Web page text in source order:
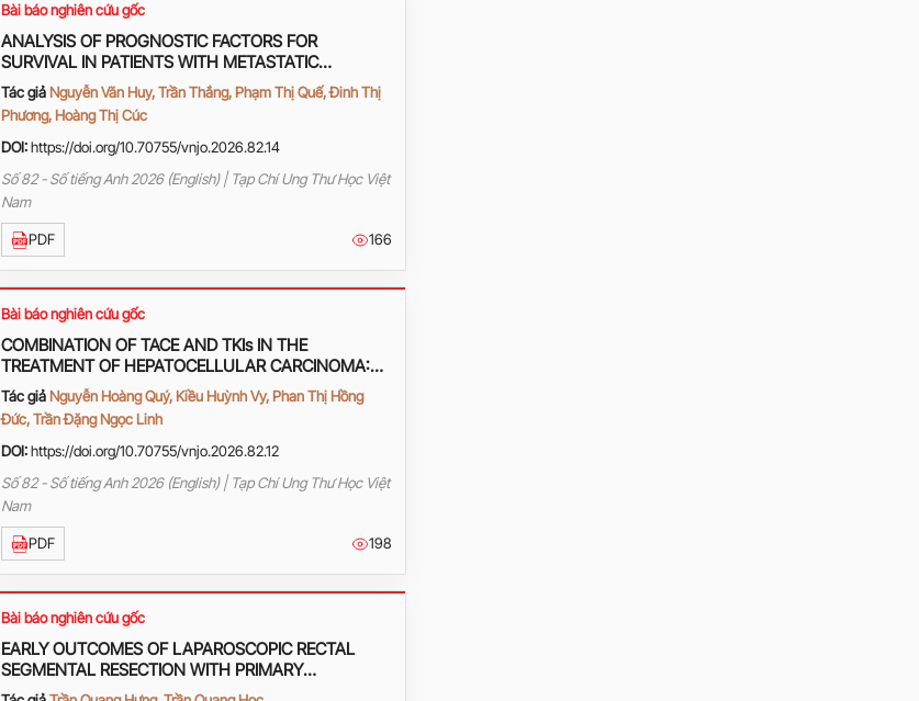
Bài báo nghiên cứu gốc
ANALYSIS OF PROGNOSTIC FACTORS FOR
SURVIVAL IN PATIENTS WITH METASTATIC
PANCREATIC CANCER RECEIVING FIRST-LINE
mFOLFIRINOX AT K HOSPITAL
Tác giả Nguyễn Văn Huy, Trần Thắng, Phạm Thị Quế, Đinh Thị
Phương, Hoàng Thị Cúc
DOI:https://doi.org/10.70755/vnjo.2026.82.14
Số 82 - Số tiếng Anh 2026 (English) | Tạp Chí Ung Thư Học Việt
Nam
PDF 166
Bài báo nghiên cứu gốc
COMBINATION OF TACE AND TKIs IN THE
TREATMENT OF HEPATOCELLULAR CARCINOMA:
FROM THEORY TO CLINICAL PRACTICE
Tác giả Nguyễn Hoàng Quý, Kiều Huỳnh Vy, Phan Thị Hồng
Đức, Trần Đặng Ngọc Linh
DOI:https://doi.org/10.70755/vnjo.2026.82.12
Số 82 - Số tiếng Anh 2026 (English) | Tạp Chí Ung Thư Học Việt
Nam
PDF 198
Bài báo nghiên cứu gốc
EARLY OUTCOMES OF LAPAROSCOPIC RECTAL
SEGMENTAL RESECTION WITH PRIMARY
ANASTOMOSIS IN THE TREATMENT OF RECTAL